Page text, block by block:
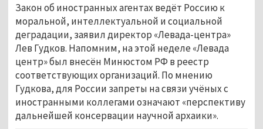
Закон об иностранных агентах ведёт Россию к
моральной, интеллектуальной и социальной
деградации, заявил директор «Левада-центра»
Лев Гудков. Напомним, на этой неделе «Левада
центр» был внесён Минюстом РФ в реестр
соответствующих организаций. По мнению
Гудкова, для России запреты на связи учёных с
иностранными коллегами означают «перспективу
дальнейшей консервации научной архаики».